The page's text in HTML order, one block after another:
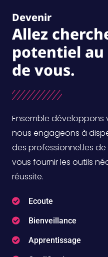
Devenir
Allez
potentiel
de vous.
Ensemble développons
nous engageons à
des professionnel.les
vous fournir les outils
réussite.
Ecoute
Bienveillance
Apprentissage